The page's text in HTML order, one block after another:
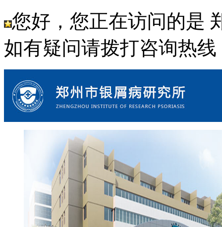
您好，您正在访问的是
如有疑问请拨打咨询热线